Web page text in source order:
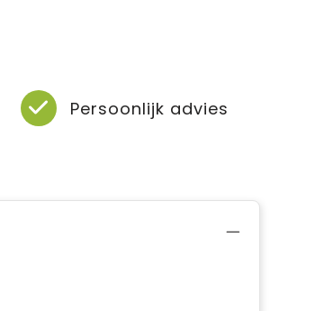
Persoonlijk advies